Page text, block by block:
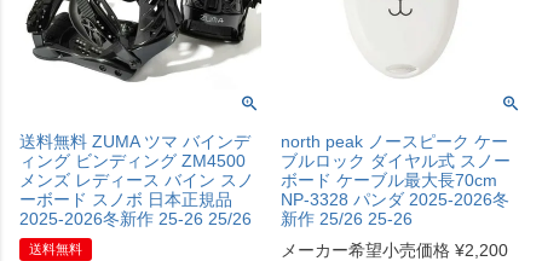
送料無料 ZUMA ツマ バインデ
ィング ビンディング ZM4500
メンズ レディース バイン スノ
ーボード スノボ 日本正規品
2025-2026冬新作 25-26 25/26
送料無料
north peak ノースピーク ケー
ブルロック ダイヤル式 スノー
ボード ケーブル最大長70cm
NP-3328 パンダ 2025-2026冬
新作 25/26 25-26
メーカー希望小売価格 ¥2,200